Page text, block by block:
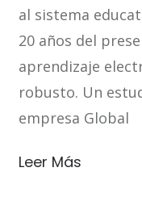
al sistema
20 años del
aprendizaje
robusto. Un
empresa Global
Leer Más